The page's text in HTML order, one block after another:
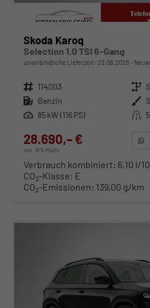
Skoda Karoq
Selection 1.0 TSI 6-Gang
unverbindliche Lieferzeit: 23.08.2026
Fahrzeugnr. 114003 Getriebe
Kraftstoff Benzin Außenfarbe
Leistung 85 kW (116 PS) Kilometerstand
28.690,– €
incl. 19% MwSt.
Verbrauch kombiniert: 6,10 l/
CO2-Klasse: E
CO2-Emissionen: 139,00 g/km